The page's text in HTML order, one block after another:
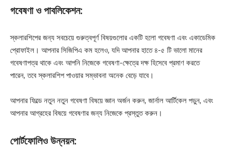
গবেষণা ও পাবলিকেশন:
স্কলারশিপের জন্য সবচেয়ে গুরুত্বপূর্ণ বিষয়গুলোর একটি হলো গবেষণা এবং একাডেমিক
প্রোফাইল। আপনার সিজিপিএ কম হলেও, যদি আপনার হাতে ৪-৫ টি ভালো মানের
গবেষণাপত্র থাকে এবং আপনি নিজেকে গবেষণা-ক্ষেত্রে দক্ষ হিসেবে প্রমাণ করতে
পারেন, তবে স্কলারশিপ পাওয়ার সম্ভাবনা অনেক বেড়ে যাবে।
আপনার ফিল্ডে নতুন নতুন গবেষণা বিষয়ে জ্ঞান অর্জন করুন, জার্নাল আর্টিকেল পড়ুন, এবং
আপনার আগ্রহের বিষয়ে গবেষণার জন্য নিজেকে প্রস্তুত করুন।
পোর্টফোলিও উন্নয়ন: